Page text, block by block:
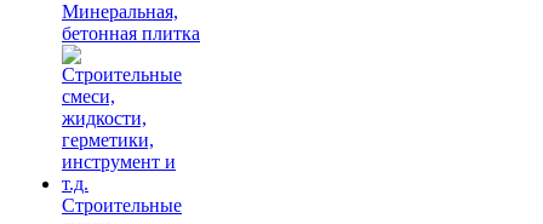
Минеральная,
бетонная плитка
Строительные